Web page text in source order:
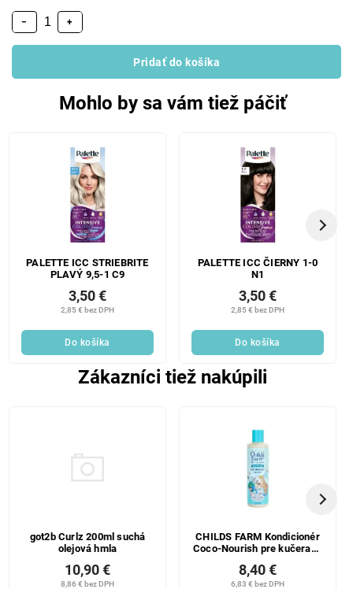
+
−
Pridať do košíka
Mohlo by sa vám tiež páčiť
PALETTE ICC STRIEBRITE
PLAVÝ 9,5-1 C9
2,85 € bez DPH
3,50 €
Do košíka
PALETTE ICC ČIERNY 1-0
N1
2,85 € bez DPH
3,50 €
Do košíka
Zákazníci tiež nakúpili
got2b Curlz 200ml suchá
olejová hmla
8,86 € bez DPH
10,90 €
CHILDS FARM Kondicionér
Coco-Nourish pre kučeravé
6,83 € bez DPH
8,40 €